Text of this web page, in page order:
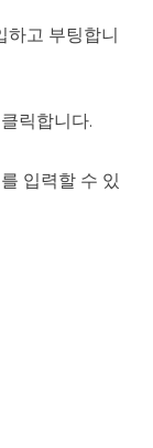
고 부팅합니
릭합니다.
입력할 수 있